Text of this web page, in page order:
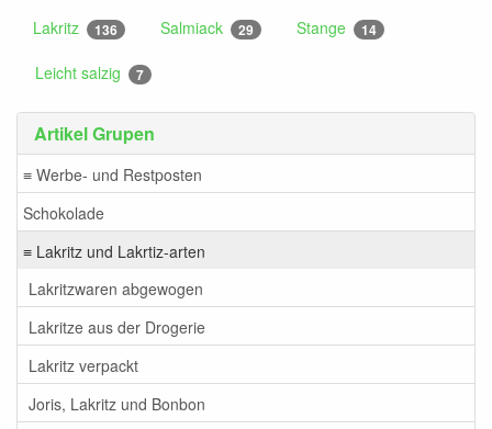
Artikel Grupen
≡ Werbe- und Restposten
Schokolade
≡ Lakritz und Lakrtiz-arten
Lakritzwaren abgewogen
Lakritze aus der Drogerie
Lakritz verpackt
Joris, Lakritz und Bonbon
Lakritz 136 Salmiack 29 Stange 14
Leicht salzig 7